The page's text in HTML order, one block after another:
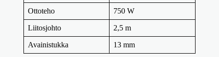
Ottoteho 750 W
Liitosjohto 2,5 m
Avainistukka 13 mm